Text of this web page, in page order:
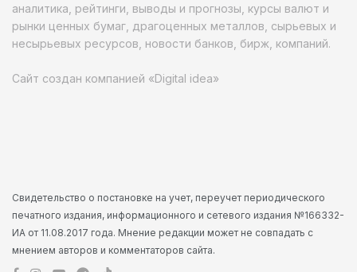
аналитика, рейтинги, выводы и прогнозы, курсы валют и
рынки ценных бумаг, драгоценных металлов, сырьевых и
несырьевых ресурсов, новости банков, бирж, компаний.
Сайт создан компанией «Digital idea»
Свидетельство о постановке на учет, переучет периодического
печатного издания, информационного и сетевого издания №166332-
ИА от 11.08.2017 года. Мнение редакции может не совпадать с
мнением авторов и комментаторов сайта.